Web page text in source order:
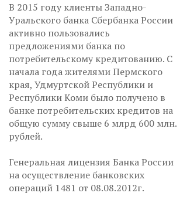
В 2015 году клиенты Западно-
Уральского банка Сбербанка России
активно пользовались
предложениями банка по
потребительскому кредитованию. С
начала года жителями Пермского
края, Удмуртской Республики и
Республики Коми было получено в
банке потребительских кредитов на
общую сумму свыше 6 млрд 600 млн.
рублей.
Генеральная лицензия Банка России
на осуществление банковских
операций 1481 от 08.08.2012г.